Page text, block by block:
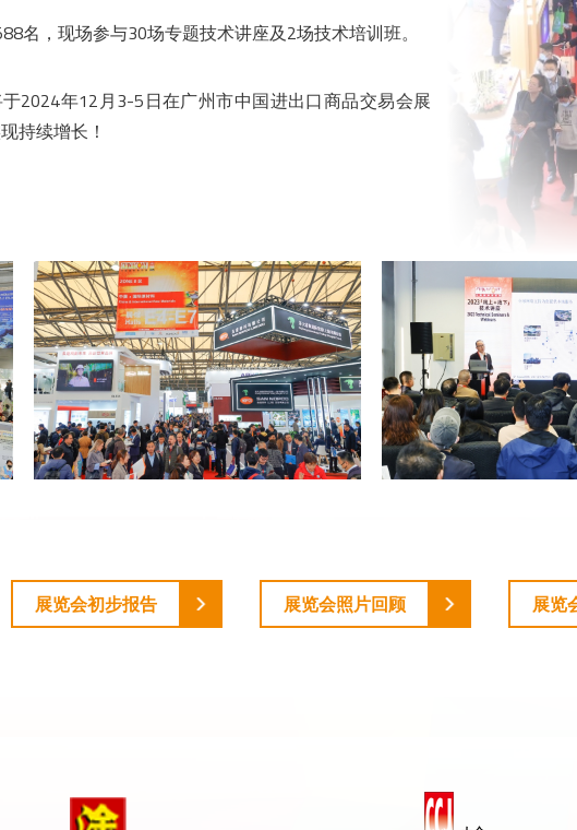
名，现场参与30场专题技术讲座及2场技术培训班。
于2024年12月3-5日在广州市中国进出口商品交易会展
持续增长！
展览会初步报告 展览会照片回顾 展览